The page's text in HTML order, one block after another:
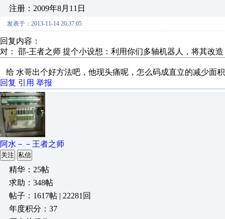
注册：2009年8月11日
发表于：2013-11-14 20:37:05
回复内容：
对： 邵-王者之师 提个小设想：利用你们多轴机器人，将其改
给 水哥出个好方法吧，他现头痛呢，怎么码成直立的减少面
回复 引用 举报
阿水－－王者之师
关注 私信
精华：25帖
求助：348帖
帖子：1617帖 | 22281回
年度积分：37